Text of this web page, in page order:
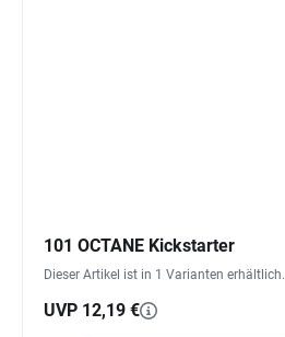
101 OCTANE Kickstarter
Dieser Artikel ist in 1 Varianten erhältlich.
UVP 12,19 €